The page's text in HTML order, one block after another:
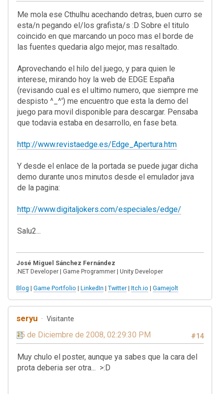
Me mola ese Cthulhu acechando detras, buen curro se
esta/n pegando el/los grafista/s :D Sobre el titulo
coincido en que marcando un poco mas el borde de
las fuentes quedaria algo mejor, mas resaltado.
Aprovechando el hilo del juego, y para quien le
interese, mirando hoy la web de EDGE España
(revisando cual es el ultimo numero, que siempre me
despisto ^_^') me encuentro que esta la demo del
juego para movil disponible para descargar. Pensaba
que todavia estaba en desarrollo, en fase beta.
http://www.revistaedge.es/Edge_Apertura.htm
Y desde el enlace de la portada se puede jugar dicha
demo durante unos minutos desde el emulador java
de la pagina:
http://www.digitaljokers.com/especiales/edge/
Salu2...
José Miguel Sánchez Fernández
.NET Developer | Game Programmer | Unity Developer
Blog | Game Portfolio | LinkedIn | Twitter | Itch.io | Gamejolt
seryu Visitante
#14
15 de Diciembre de 2008, 02:29:30 PM
Muy chulo el poster, aunque ya sabes que la cara del
prota deberia ser otra... >:D